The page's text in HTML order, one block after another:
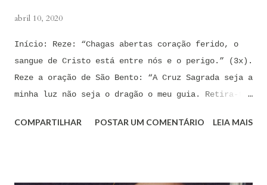
abril 10, 2020
Início: Reze: “Chagas abertas coração ferido, o
sangue de Cristo está entre nós e o perigo.” (3x).
Reze a oração de São Bento: “A Cruz Sagrada seja a
minha luz não seja o dragão o meu guia. Retira-te
que me ofereces, bebe tu mesmo o teu veneno.” Reze
COMPARTILHAR POSTAR UM COMENTÁRIO LEIA MAIS